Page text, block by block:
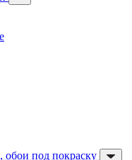
под покраску